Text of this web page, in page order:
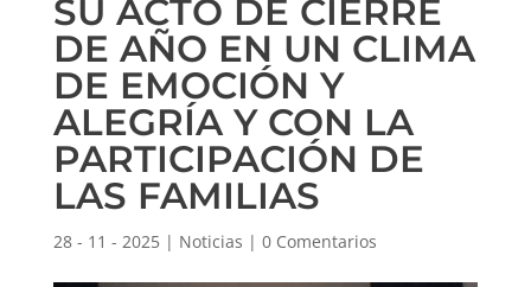
SU ACTO DE CIERRE
DE AÑO EN UN CLIMA
DE EMOCIÓN Y
ALEGRÍA Y CON LA
PARTICIPACIÓN DE
LAS FAMILIAS
28 - 11 - 2025| Noticias | 0 Comentarios